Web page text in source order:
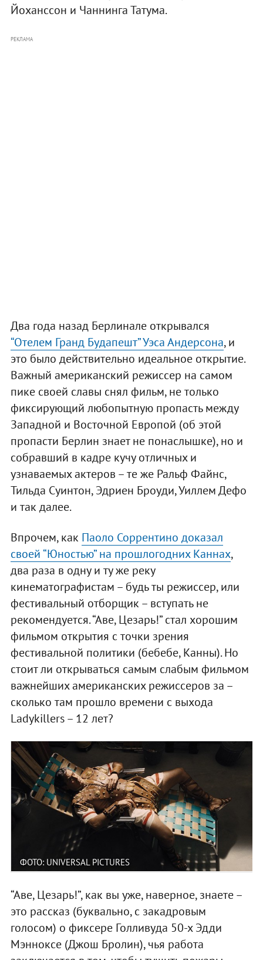
Йоханссон и Чаннинга Татума.
РЕКЛАМА
Два года назад Берлинале открывался
“Отелем Гранд Будапешт” Уэса Андерсона, и
это было действительно идеальное открытие.
Важный американский режиссер на самом
пике своей славы снял фильм, не только
фиксирующий любопытную пропасть между
Западной и Восточной Европой (об этой
пропасти Берлин знает не понаслышке), но и
собравший в кадре кучу отличных и
узнаваемых актеров – те же Ральф Файнс,
Тильда Суинтон, Эдриен Броуди, Уиллем Дефо
и так далее.
Впрочем, как Паоло Соррентино доказал
своей “Юностью” на прошлогодних Каннах,
два раза в одну и ту же реку
кинематографистам – будь ты режиссер, или
фестивальный отборщик – вступать не
рекомендуется. “Аве, Цезарь!” стал хорошим
фильмом открытия с точки зрения
фестивальной политики (бебебе, Канны). Но
стоит ли открываться самым слабым фильмом
важнейших американских режиссеров за –
сколько там прошло времени с выхода
Ladykillers – 12 лет?
ФОТО: UNIVERSAL PICTURES
“Аве, Цезарь!”, как вы уже, наверное, знаете –
это рассказ (буквально, с закадровым
голосом) о фиксере Голливуда 50-х Эдди
Мэнноксе (Джош Бролин), чья работа